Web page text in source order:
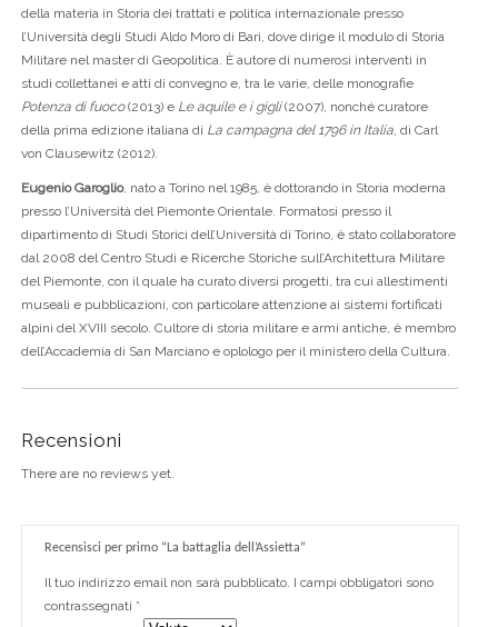
della materia in Storia dei trattati e politica internazionale presso
l’Università degli Studi Aldo Moro di Bari, dove dirige il modulo di Storia
Militare nel master di Geopolitica. È autore di numerosi interventi in
studi collettanei e atti di convegno e, tra le varie, delle monografie
Potenza di fuoco(2013) e Le aquile e i gigli(2007), nonché curatore
della prima edizione italiana di La campagna del 1796 in Italia, di Carl
von Clausewitz (2012).
Eugenio Garoglio, nato a Torino nel 1985, è dottorando in Storia moderna
presso l’Università del Piemonte Orientale. Formatosi presso il
dipartimento di Studi Storici dell’Università di Torino, è stato collaboratore
dal 2008 del Centro Studi e Ricerche Storiche sull’Architettura Militare
del Piemonte, con il quale ha curato diversi progetti, tra cui allestimenti
museali e pubblicazioni, con particolare attenzione ai sistemi fortificati
alpini del XVIII secolo. Cultore di storia militare e armi antiche, è membro
dell’Accademia di San Marciano e oplologo per il ministero della Cultura.
Recensioni
There are no reviews yet.
Recensisci per primo “La battaglia dell’Assietta”
Il tuo indirizzo email non sarà pubblicato. I campi obbligatori sono
contrassegnati *